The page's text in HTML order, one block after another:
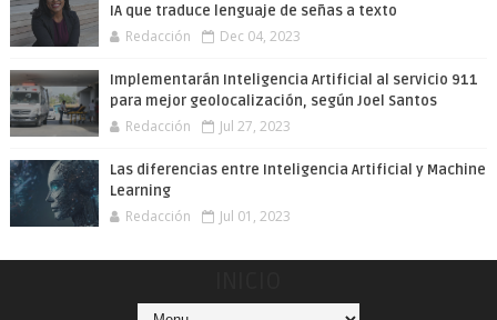
IA que traduce lenguaje de señas a texto
Redacción Dec 04, 2023
Implementarán Inteligencia Artificial al servicio 911
para mejor geolocalización, según Joel Santos
Redacción Jul 27, 2023
Las diferencias entre Inteligencia Artificial y Machine
Learning
Redacción Jul 01, 2023